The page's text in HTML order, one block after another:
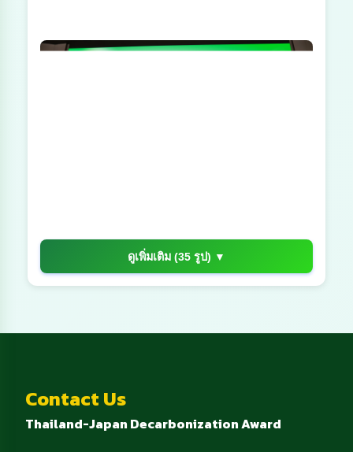
ดูเพิ่มเติม (35 รูป) ▼
Contact Us
Thailand-Japan Decarbonization Award